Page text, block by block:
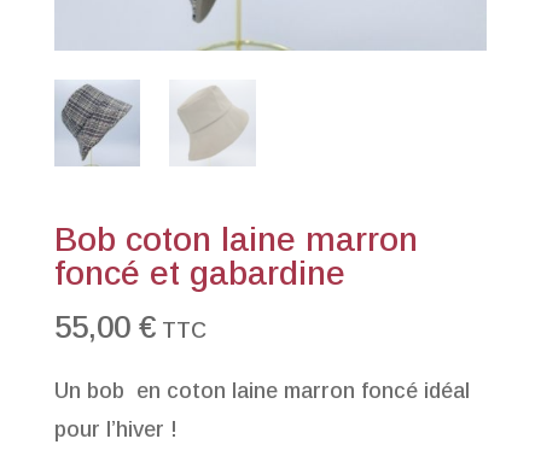
Bob coton laine marron
foncé et gabardine
55,00 € TTC
Un bob en coton laine marron foncé idéal
pour l’hiver !